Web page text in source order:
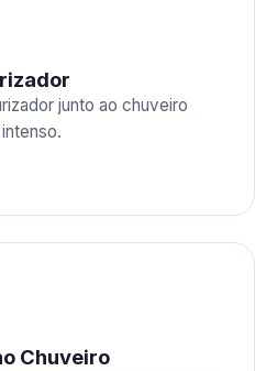
junto ao chuveiro
Chuveiro